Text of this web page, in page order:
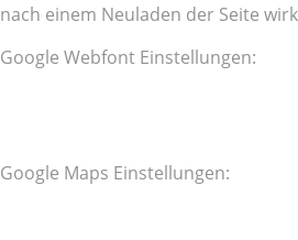
nach einem Neuladen der Seite
Google Webfont Einstellungen:
Google Maps Einstellungen: